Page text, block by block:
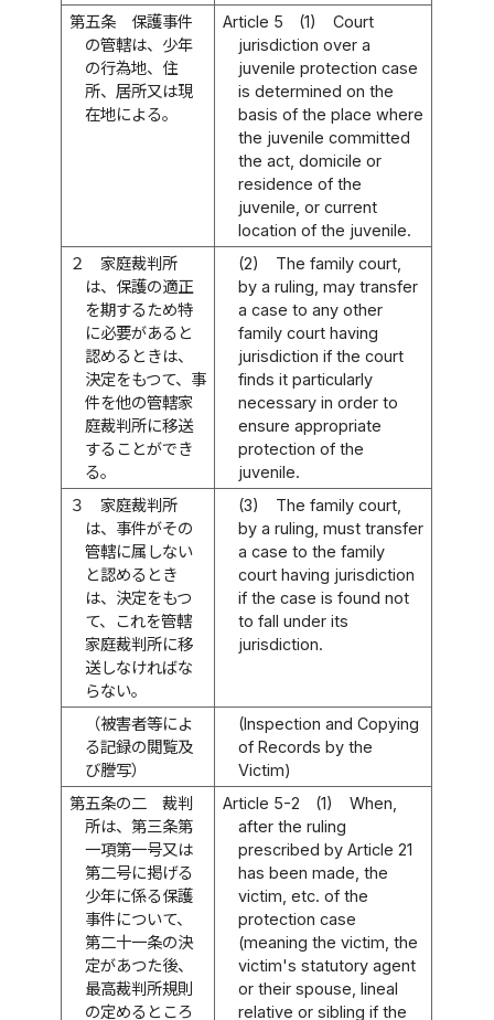
第五条
保護事件
の管轄は、少年
の行為地、住
所、居所又は現
在地による。
Article 5 (1)
Court
jurisdiction over a
juvenile protection case
is determined on the
basis of the place where
the juvenile committed
the act, domicile or
residence of the
juvenile, or current
location of the juvenile.
２
家庭裁判所
は、保護の適正
を期するため特
に必要があると
認めるときは、
決定をもつて、事
件を他の管轄家
庭裁判所に移送
することができ
る。
(2)
The family court,
by a ruling, may transfer
a case to any other
family court having
jurisdiction if the court
finds it particularly
necessary in order to
ensure appropriate
protection of the
juvenile.
３
家庭裁判所
は、事件がその
管轄に属しない
と認めるとき
は、決定をもつ
て、これを管轄
家庭裁判所に移
送しなければな
らない。
(3)
The family court,
by a ruling, must transfer
a case to the family
court having jurisdiction
if the case is found not
to fall under its
jurisdiction.
（被害者等によ
る記録の閲覧及
び謄写）
(Inspection and Copying
of Records by the
Victim)
第五条の二
裁判
所は、第三条第
一項第一号又は
第二号に掲げる
少年に係る保護
事件について、
第二十一条の決
定があつた後、
最高裁判所規則
の定めるところ
Article 5-2 (1)
When,
after the ruling
prescribed by Article 21
has been made, the
victim, etc. of the
protection case
(meaning the victim, the
victim's statutory agent
or their spouse, lineal
relative or sibling if the